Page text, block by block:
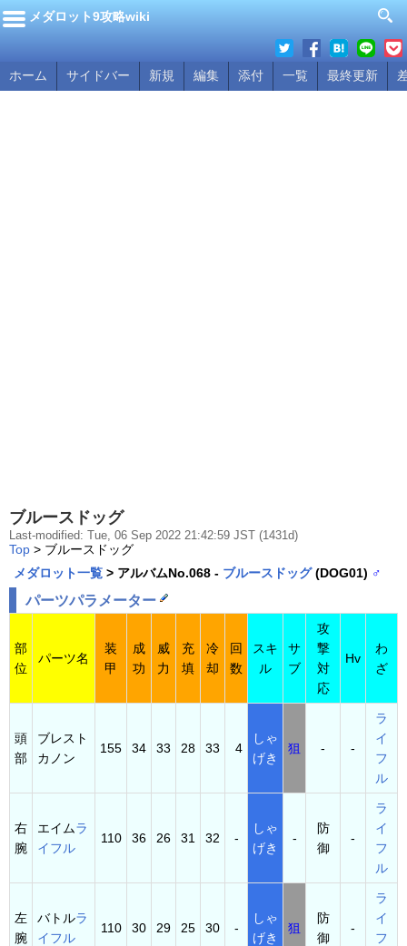
メダロット9攻略wiki
ホーム サイドバー 新規 編集 添付 一覧 最終更新
ブルースドッグ
Last-modified: Tue, 06 Sep 2022 21:42:59 JST (1431d)
Top > ブルースドッグ
メダロット一覧 > アルバムNo.068 - ブルースドッグ(DOG01) ♂
パーツパラメーター
部
位
パーツ名
装
甲
成
功
威
力
充
填
冷
却
回
数
スキ
ル
サ
ブ
攻
撃
対
応
Hv
わ
ざ
頭
部
ブレスト
カノン
155 34 33 28 33 4
しゃ
げき
狙 - -
ラ
イ
フ
ル
右
腕
エイムラ
イフル
110 36 26 31 32 -
しゃ
げき
-
防
御
-
ラ
イ
フ
ル
左
腕
バトルラ
イフル
110 30 29 25 30 -
しゃ
げき
狙
防
御
-
ラ
イ
フ